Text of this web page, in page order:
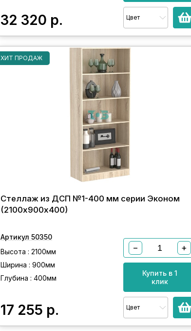
32 320 р. Цвет
ХИТ ПРОДАЖ
Стеллаж из ДСП №1-400 мм серии Эконом
(2100х900х400)
Артикул 50350
Высота : 2100мм
Ширина : 900мм
Глубина : 400мм
17 255 р.
− +
Купить в 1
клик
Цвет